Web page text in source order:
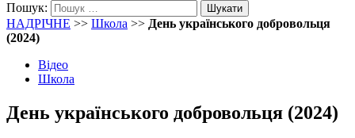
Пошук:
НАДРІЧНЕ >> Школа >> День українського добровольця
(2024)
Відео
Школа
День українського добровольця (2024)